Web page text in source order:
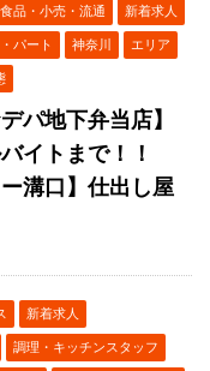
食品・小売・流通 新着求人
パート 神奈川 エリア
パ地下弁当店】
イトまで！！
溝口】仕出し屋
新着求人
調理・キッチンスタッフ